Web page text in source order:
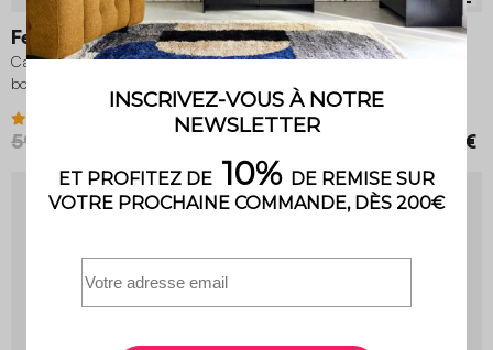
Feel
Canapé convertible 3 places
bouclette
599,99 € 419,99 €
Movi
Canapé compressé modulable
tissu chenille 3 places
349,99 €